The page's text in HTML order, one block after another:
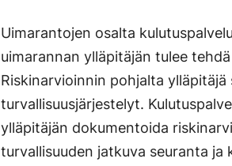
Uimarantojen osalta
uimarannan ylläpitäjän tulee
Riskinarvioinnin pohjalta
turvallisuusjärjestelyt.
ylläpitäjän dokumentoida
turvallisuuden jatkuva seuranta